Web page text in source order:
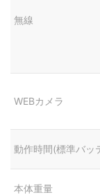
無線
WEBカメラ
動作時間(標準バッ
本体重量